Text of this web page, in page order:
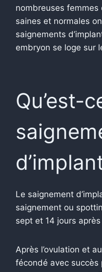
nombreuses
saines et normales
saignements
embryon se loge sur
Qu’est-
Le saignement
saignement ou
sept et 14 jours
Après l’ovulation et
fécondé avec succès